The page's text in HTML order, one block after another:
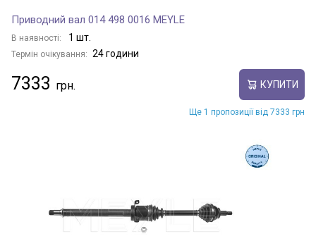
Приводний вал 014 498 0016 MEYLE
В наявності: 1 шт.
Термін очікування: 24 години
7333 КУПИТИ
Ще 1 пропозиції від 7333 грн